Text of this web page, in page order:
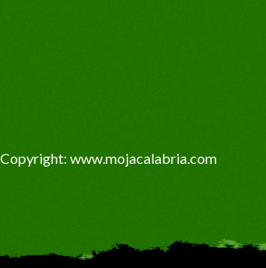
Copyright: www.mojacalabria.com